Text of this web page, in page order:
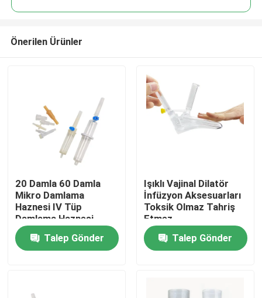
Ana sayfa
Önerilen Ürünler
20 Damla 60 Damla
Mikro Damlama
Haznesi IV Tüp
Damlama Haznesi
Talep Gönder
Işıklı Vajinal Dilatör
İnfüzyon Aksesuarları
Toksik Olmaz Tahriş
Etmez
Talep Gönder